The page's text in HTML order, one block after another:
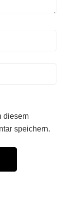
diesem
speichern.